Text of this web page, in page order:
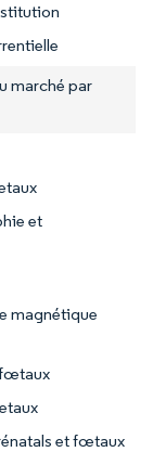
marché par
et
magnétique
fœtaux
et fœtaux